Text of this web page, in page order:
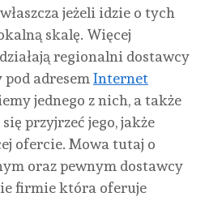
jeżeli idzie o tych
skalę. Więcej
regionalni dostawcy
adresem Internet
jednego z nich, a także
przyjrzeć jego, jakże
ofercie. Mowa tutaj o
oraz pewnym dostawcy
firmie która oferuje